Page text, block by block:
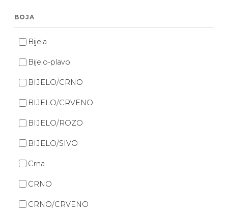
BOJA
Bijela
Bijelo-plavo
BIJELO/CRNO
BIJELO/CRVENO
BIJELO/ROZO
BIJELO/SIVO
Crna
CRNO
CRNO/CRVENO